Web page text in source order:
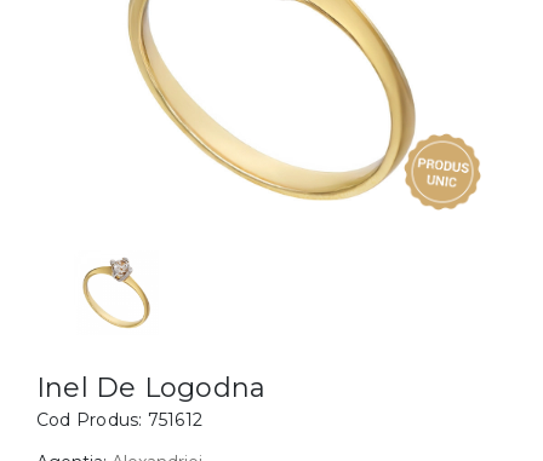
BIJUTERII COPII
Cercei
Bratari
Inel De Logodna
Cod Produs: 751612